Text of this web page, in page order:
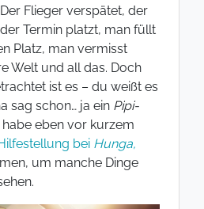
Flieger verspätet, der
Termin platzt, man füllt
Platz, man vermisst
Welt und all das. Doch
ist es – du weißt es
sag schon… ja ein Pipi-
habe eben vor kurzem
bei Hunga,
um manche Dinge